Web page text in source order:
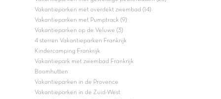
Vakantieparken met overdekt zwembad (14)
Vakantieparken met Pumptrack (9)
Vakantieparken op de Veluwe (3)
4 sterren Vakantieparken Frankrijk
Kindercamping Frankrijk
Vakantiepark met zwembad Frankrijk
Boomhutten
Vakantieparken in de Provence
Vakantieparken in de Zuid-West